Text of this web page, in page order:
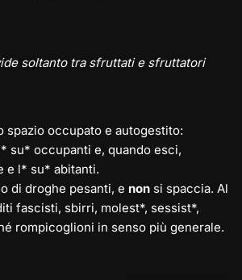
soltanto tra sfruttati e sfruttatori
spazio occupato e autogestito:
su* occupanti e, quando esci,
e l* su* abitanti.
di droghe pesanti, e non si spaccia. Al
fascisti, sbirri, molest*, sessist*,
rompicoglioni in senso più generale.